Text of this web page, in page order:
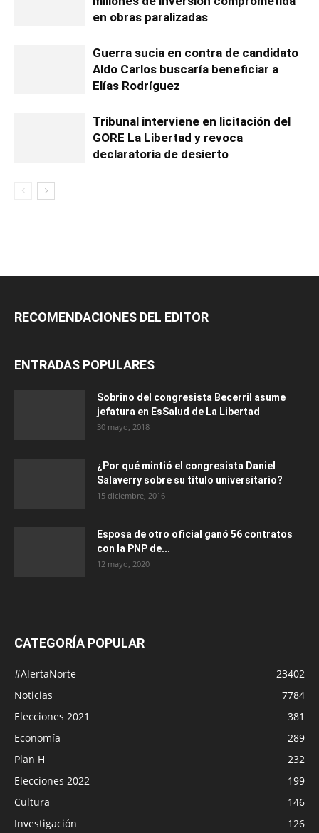
en obras paralizadas
Guerra sucia en contra de candidato
Aldo Carlos buscaría beneficiar a
Elías Rodríguez
Tribunal interviene en licitación del
GORE La Libertad y revoca
declaratoria de desierto
RECOMENDACIONES DEL EDITOR
ENTRADAS POPULARES
Sobrino del congresista Becerril asume
jefatura en EsSalud de La Libertad
30 mayo, 2018
¿Por qué mintió el congresista Daniel
Salaverry sobre su título universitario?
15 diciembre, 2016
Esposa de otro oficial ganó 56 contratos
con la PNP de...
12 mayo, 2020
CATEGORÍA POPULAR
#AlertaNorte
23402
Noticias
7784
Elecciones 2021
381
Economía
289
Plan H
232
Elecciones 2022
199
Cultura
146
Investigación
126